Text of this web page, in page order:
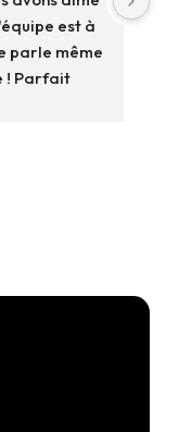
est à
parle même
! Parfait